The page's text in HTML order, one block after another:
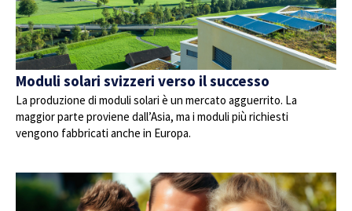
Moduli solari svizzeri verso il successo
La produzione di moduli solari è un mercato agguerrito. La
maggior parte proviene dall’Asia, ma i moduli più richiesti
vengono fabbricati anche in Europa.